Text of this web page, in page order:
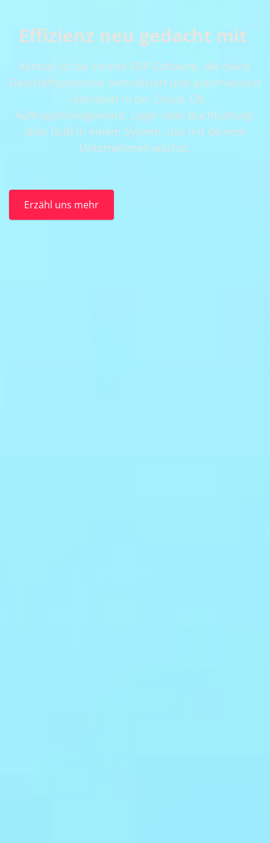
Effizienz neu gedacht mit
Xentral ist die smarte ERP-Software, die deine
Geschäftsprozesse zentralisiert und automatisiert
– komplett in der Cloud. Ob
Auftragsmanagement, Lager oder Buchhaltung:
alles läuft in einem System, das mit deinem
Unternehmen wächst.
Erzähl uns mehr